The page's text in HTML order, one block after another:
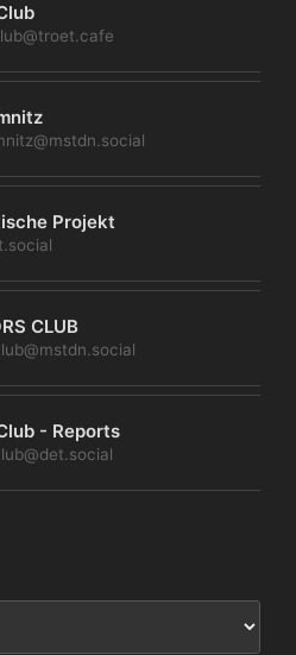
Projekt
CLUB
- Reports